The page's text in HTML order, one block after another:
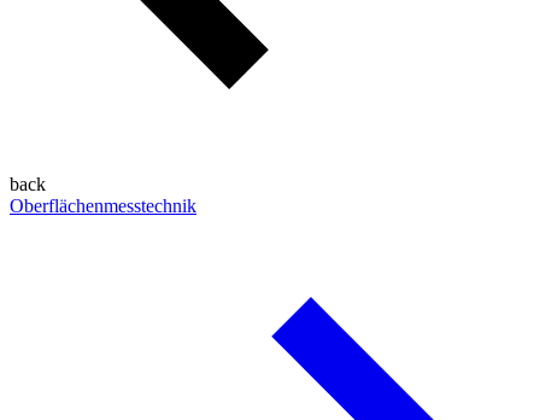
back
Oberflächenmesstechnik